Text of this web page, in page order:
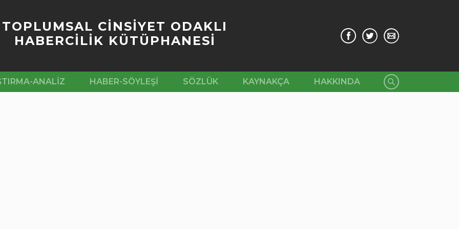
TOPLUMSAL CİNSİYET ODAKLI
HABERCİLİK KÜTÜPHANESİ
ANALIZ HABER-SÖYLEŞI SÖZLÜK KAYNAKÇA HAKKINDA